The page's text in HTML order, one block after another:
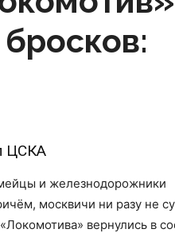
ЦСКА
и железнодорожники
москвичи ни разу не
вернулись в